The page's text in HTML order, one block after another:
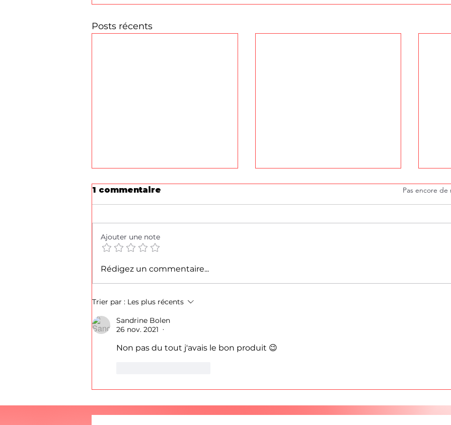
Posts récents
Promo Trois
Stéphane texam votre
Belgique
Belgique
1 commentaire Noté 0 étoile sur 5.Pas encore de
Ajouter une note
Rédigez un commentaire...
Trier par : Les plus récents
Sandrine Bolen
26 nov. 2021
•
Non pas du tout j'avais le bon produit 😉